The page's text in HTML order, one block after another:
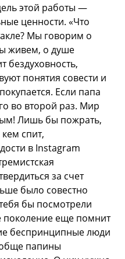
этой работы —
ценности. «Что
Мы говорим о
живем, о душе
бездуховность,
понятия совести и
Если папа
во второй раз. Мир
Лишь бы пожрать,
спит,
в Instagram
за счет
было совестно
бы посмотрели
поколение еще помнит
беспринципные люди
папины